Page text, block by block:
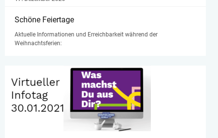
Schöne Feiertage
Aktuelle Informationen und Erreichbarkeit während der
Weihnachtsferien: